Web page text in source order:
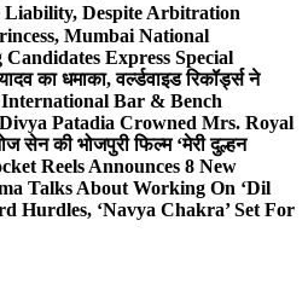
Liability, Despite Arbitration
Mumbai National
Express Special
का धमाका, वर्ल्डवाइड रिकॉर्ड्स ने
Bar & Bench
Patadia Crowned Mrs. Royal
सेन की भोजपुरी फिल्म ‘मेरी दुल्हन
Reels Announces 8 New
Talks About Working On ‘Dil
Hurdles, ‘Navya Chakra’ Set For